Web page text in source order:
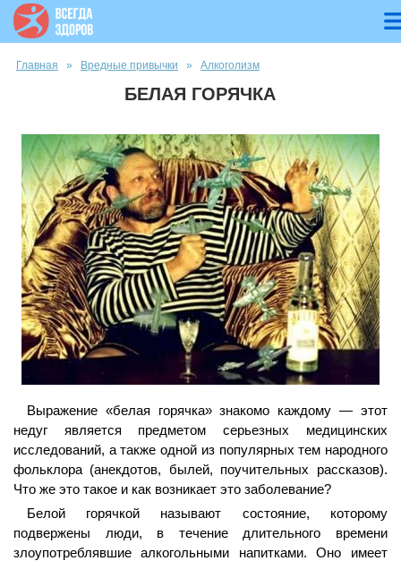
Вы здесь
Главная » Вредные привычки » Алкоголизм
БЕЛАЯ ГОРЯЧКА
Выражение «белая горячка» знакомо каждому — этот
недуг является предметом серьезных медицинских
исследований, а также одной из популярных тем народного
фольклора (анекдотов, былей, поучительных рассказов).
Что же это такое и как возникает это заболевание?
Белой горячкой называют состояние, которому
подвержены люди, в течение длительного времени
злоупотреблявшие алкогольными напитками. Оно имеет